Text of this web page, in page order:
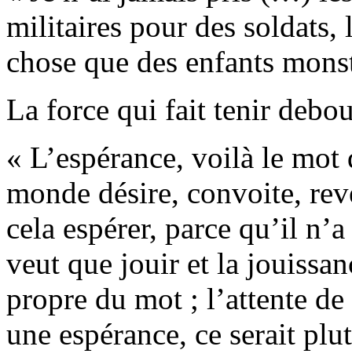
militaires pour des soldats,
chose que des enfants
La force qui fait tenir
« L’espérance, voilà le
monde désire, convoite,
cela espérer, parce qu’il
veut que jouir et la
propre du mot ; l’attente
une espérance, ce serait